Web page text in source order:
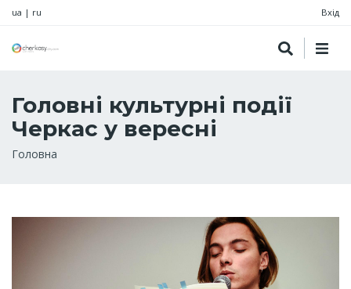
ua | ru Вхід
Головні культурні події
Черкас у вересні
Рядок
Головна